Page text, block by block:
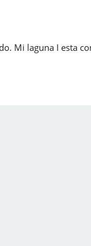
Mi laguna I esta